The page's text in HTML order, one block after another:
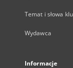
Temat i słowa
Wydawca
Informacje